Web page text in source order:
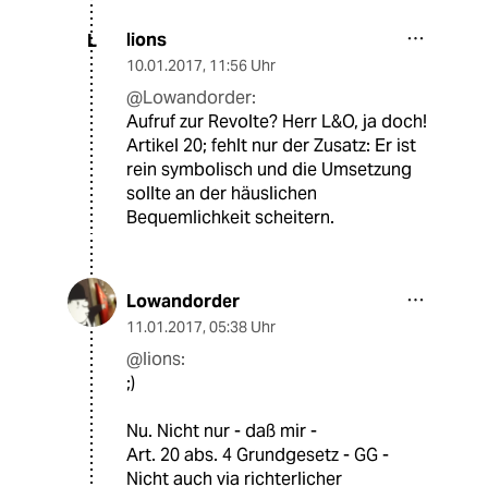
L lions
10.01.2017, 11:56 Uhr
@Lowandorder:
Aufruf zur Revolte? Herr L&O, ja doch!
Artikel 20; fehlt nur der Zusatz: Er ist
rein symbolisch und die Umsetzung
sollte an der häuslichen
Bequemlichkeit scheitern.
Lowandorder
11.01.2017, 05:38 Uhr
@lions:
;)
Nu. Nicht nur - daß mir -
Art. 20 abs. 4 Grundgesetz - GG -
Nicht auch via richterlicher